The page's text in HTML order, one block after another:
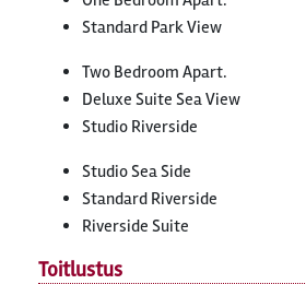
Standard Park View
Two Bedroom Apart.
Deluxe Suite Sea View
Studio Riverside
Studio Sea Side
Standard Riverside
Riverside Suite
Toitlustus